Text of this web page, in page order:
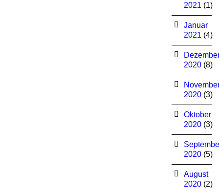
2021 (1)
Januar
2021 (4)
2020 (8)
2020 (3)
Oktober
2020 (3)
2020 (5)
August
2020 (2)